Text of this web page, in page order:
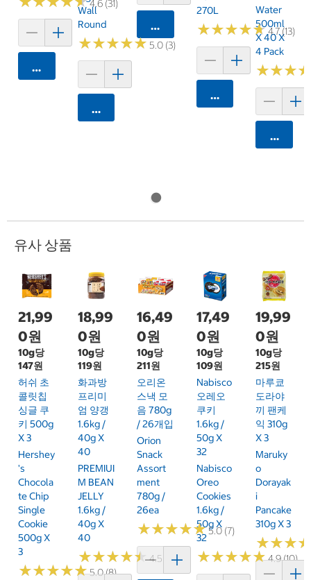
4.6 (31)
카트에 담기
Wall
Round
★★★★★
★★★★★5.0 (3)
카트에 담기
카트에 담기
270L
★★★★★
★★★★★4.7 (13)
카트에 담기
Water
500ml
X 40 X
4 Pack
★★★
★★★
카트에
유사 상품
21,99
0원
10g당
147원
허쉬 초
콜릿칩
싱글 쿠
키 500g
X 3
Hershey
's
Chocola
Te Chip
Single
Cookie
500g X
3
★★★★★
★★★★★5.0 (8)
18,99
0원
10g당
119원
화과방
프리미
엄 양갱
1.6kg /
40g X
40
PREMIUI
M BEAN
JELLY
1.6kg /
40g X
40
★★★★★
★★★★★4.5 (12)
16,49
0원
10g당
211원
오리온
스낵 모
음 780g
/ 26개입
Orion
Snack
Assort
Ment
780g /
26ea
★★★★★
★★★★★5.0 (7)
17,49
0원
10g당
109원
Nabisco
오레오
쿠키
1.6kg /
50g X
32
Nabisco
Oreo
Cookies
1.6kg /
50g X
32
★★★★★
★★★★★4.9 (10)
19,99
0원
10g당
215원
마루쿄
도라야
끼 팬케
익 310g
X 3
Maruky
O
Dorayak
I
Pancake
310g X 3
★★★
★★★